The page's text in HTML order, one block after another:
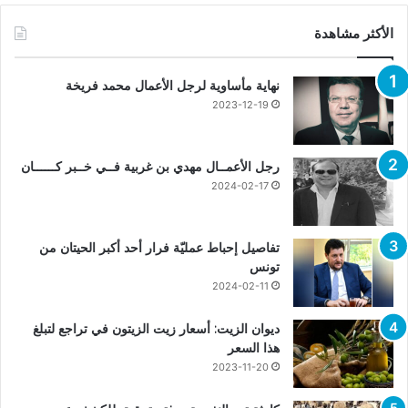
الأكثر مشاهدة
نهاية مأساوية لرجل الأعمال محمد فريخة
2023-12-19
رجل الأعمــال مهدي بن غربية فــي خــبر كــــــان
2024-02-17
تفاصيل إحباط عمليّة فرار أحد أكبر الحيتان من
تونس
2024-02-11
ديوان الزيت: أسعار زيت الزيتون في تراجع لتبلغ
هذا السعر
2023-11-20